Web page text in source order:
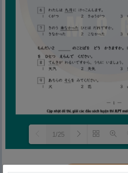
Đang tải PDF
1/25